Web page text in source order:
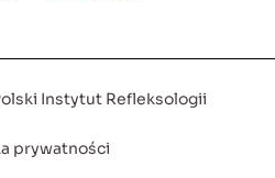
Instytut Refleksologii
prywatności